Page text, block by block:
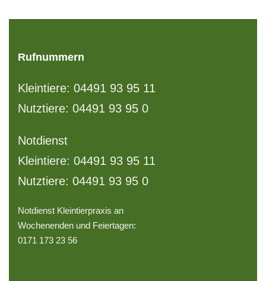
Rufnummern
Kleintiere: 04491 93 95 11
Nutztiere: 04491 93 95 0
Notdienst
Kleintiere: 04491 93 95 11
Nutztiere: 04491 93 95 0
Notdienst Kleintierpraxis an
Wochenenden und Feiertagen:
0171 173 23 56